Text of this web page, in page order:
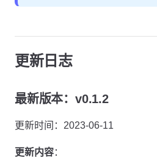
更新日志
最新版本：v0.1.2
更新时间：2023-06-11
更新内容：